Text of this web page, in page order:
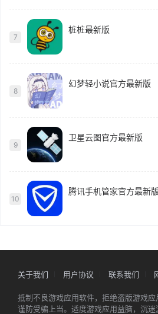
7
桩桩最新版
8
幻梦轻小说官方最新版
9
卫星云图官方最新版
10
腾讯手机管家官方最新版
关于我们 用户协议 联系我们
抵制不良游戏应用软件，拒绝盗版游戏应
谨防受骗上当。适度游戏应用益脑，沉